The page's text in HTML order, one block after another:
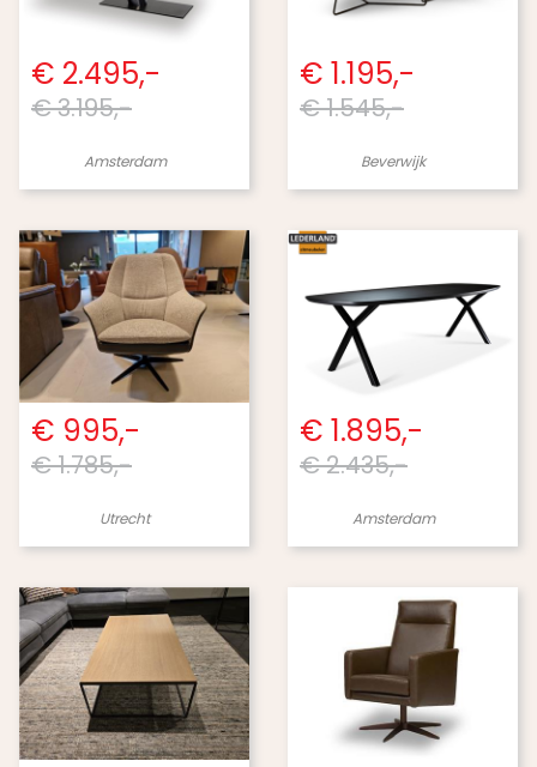
€ 2.495,-
€ 3.195,-
Amsterdam
€ 1.195,-
€ 1.545,-
Beverwijk
€ 995,-
€ 1.785,-
Utrecht
€ 1.895,-
€ 2.435,-
Amsterdam